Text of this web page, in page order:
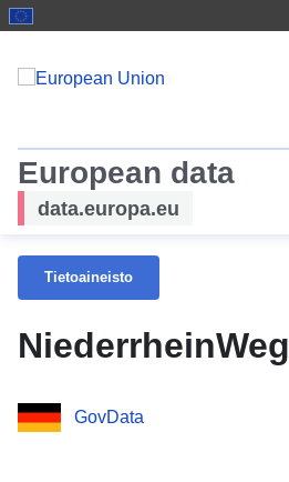
European data
data.europa.eu
Tietoaineisto
NiederrheinWeg
GovData